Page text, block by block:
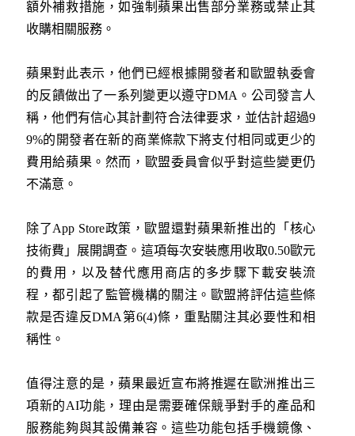
額外補救措施，如強制蘋果出售部分業務或禁止其
收購相關服務。
蘋果對此表示，他們已經根據開發者和歐盟執委會
的反饋做出了一系列變更以遵守DMA。公司發言人
稱，他們有信心其計劃符合法律要求，並估計超過9
9%的開發者在新的商業條款下將支付相同或更少的
費用給蘋果。然而，歐盟委員會似乎對這些變更仍
不滿意。
除了App Store政策，歐盟還對蘋果新推出的「核心
技術費」展開調查。這項每次安裝應用收取0.50歐元
的費用，以及替代應用商店的多步驟下載安裝流
程，都引起了監管機構的關注。歐盟將評估這些條
款是否違反DMA第6(4)條，重點關注其必要性和相
稱性。
值得注意的是，蘋果最近宣布將推遲在歐洲推出三
項新的AI功能，理由是需要確保競爭對手的產品和
服務能夠與其設備兼容。這些功能包括手機鏡像、